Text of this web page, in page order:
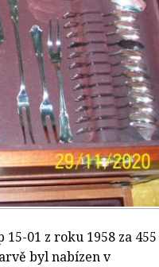
01 z roku 1958 za 455
byl nabízen v